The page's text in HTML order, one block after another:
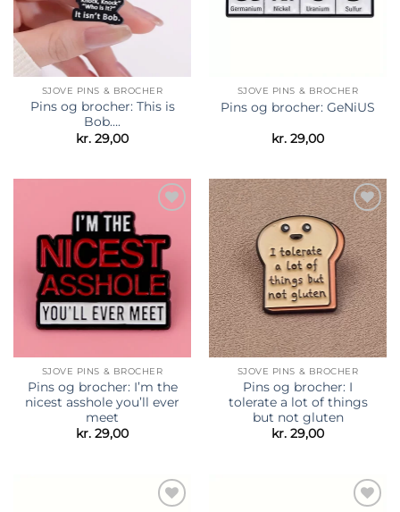
SJOVE PINS & BROCHER
Pins og brocher: This is
Bob….
kr. 29,00
SJOVE PINS & BROCHER
Pins og brocher: GeNiUS
kr. 29,00
ønskeliste
SJOVE PINS & BROCHER
Pins og brocher: I’m the
nicest asshole you’ll ever
meet
kr. 29,00
Tilføj til
ønskeliste
SJOVE PINS & BROCHER
Pins og brocher: I
tolerate a lot of things
but not gluten
kr. 29,00